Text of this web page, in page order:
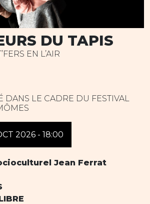
DU TAPIS
EN L’AIR
DANS LE CADRE DU FESTIVAL
2026 - 18:00
Jean Ferrat